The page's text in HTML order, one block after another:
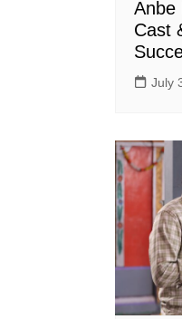
Anbe
Cast
July